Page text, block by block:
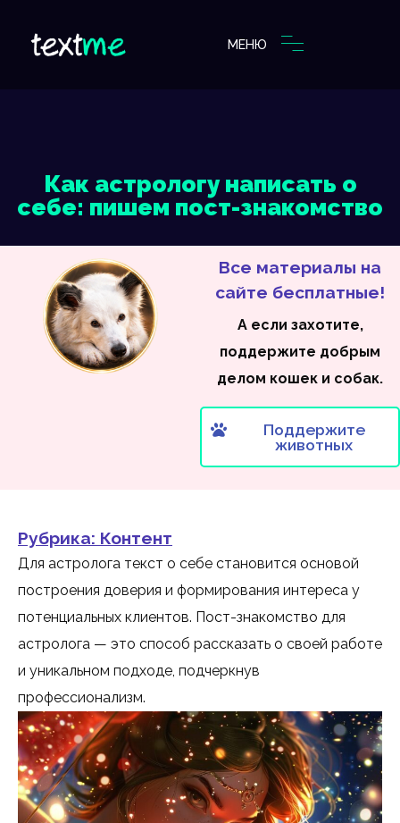
МЕНЮ
Как астрологу написать о
себе: пишем пост-знакомство
Все материалы на
сайте бесплатные!
А если захотите,
поддержите добрым
делом кошек и собак.
Поддержите
животных
Рубрика: Контент
Для астролога текст о себе становится основой
построения доверия и формирования интереса у
потенциальных клиентов. Пост-знакомство для
астролога — это способ рассказать о своей работе
и уникальном подходе, подчеркнув
профессионализм.